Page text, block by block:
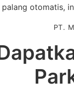
palang otomatis,
PT.